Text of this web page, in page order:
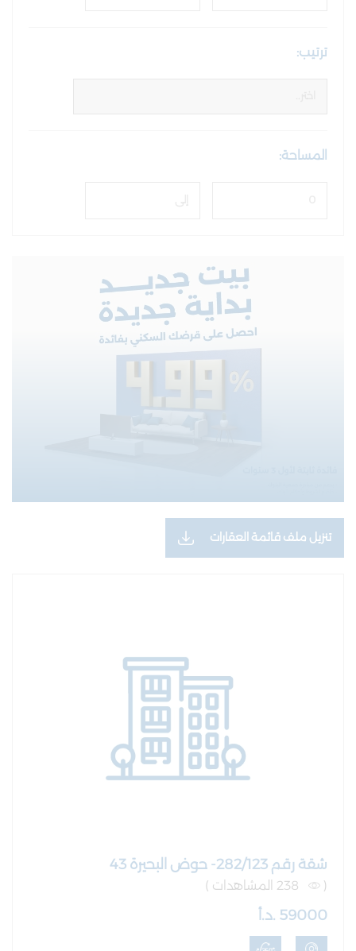
ترتيب:
المساحة:
تنزيل ملف قائمة العقارات
شقة رقم 282/123- حوض البحيرة 43
(
59000 .د.أ